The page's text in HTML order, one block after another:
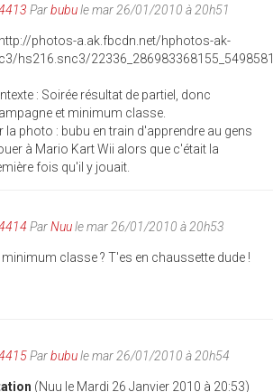
Parbubule mar 26/01/2010 à 20h51
: Soirée résultat de partiel, donc
et minimum classe.
la photo : bubu en train d'apprendre au gens
à Mario Kart Wii alors que c'était la
fois qu'il y jouait.
ParNuule mar 26/01/2010 à 20h53
minimum classe ? T'es en chaussette dude !
Parbubule mar 26/01/2010 à 20h54
(Nuu le Mardi 26 Janvier 2010 à 20:53)